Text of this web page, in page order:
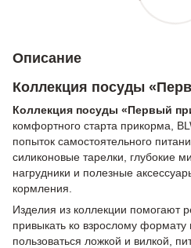
Описание
Коллекция посуды
Коллекция посуды «Первый
комфортного старта прикорма,
попыток самостоятельного
силиконовые тарелки, глубокие
нагрудники и полезные
кормления.
Изделия из коллекции помогают
привыкать ко взрослому формату
пользоваться ложкой и вилкой,